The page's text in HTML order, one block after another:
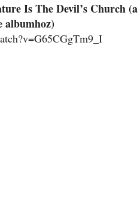
Is The Devil’s Church (a
albumhoz)